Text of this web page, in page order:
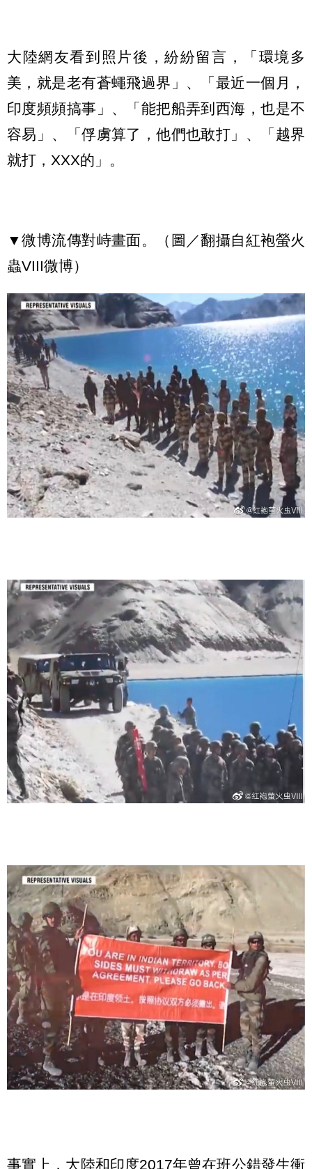
大陸網友看到照片後，紛紛留言，「環境多
美，就是老有蒼蠅飛過界」、「最近一個月，
印度頻頻搞事」、「能把船弄到西海，也是不
容易」、「俘虜算了，他們也敢打」、「越界
就打，XXX的」。
▼微博流傳對峙畫面。（圖／翻攝自紅袍螢火
蟲VIII微博）
事實上，大陸和印度2017年曾在班公錯發生衝